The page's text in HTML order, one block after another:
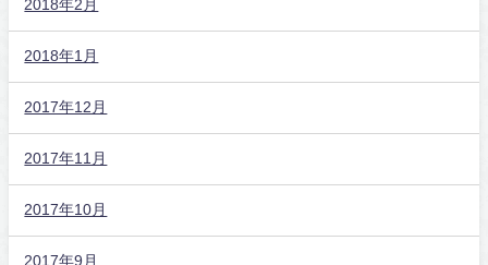
2018年2月
2018年1月
2017年12月
2017年11月
2017年10月
2017年9月